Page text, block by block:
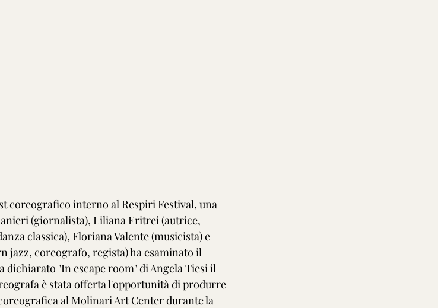
coreografico interno al Respiri Festival, una
(giornalista), Liliana Eritrei (autrice,
classica), Floriana Valente (musicista) e
jazz, coreografo, regista) ha esaminato il
"In escape room" di Angela Tiesi il
è stata offerta l'opportunità di produrre
al Molinari Art Center durante la